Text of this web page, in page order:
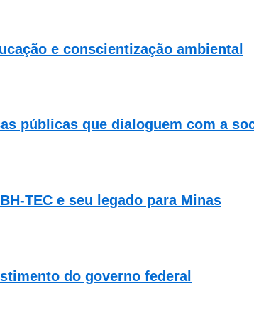
e conscientização ambiental
públicas que dialoguem com a
TEC e seu legado para Minas
do governo federal